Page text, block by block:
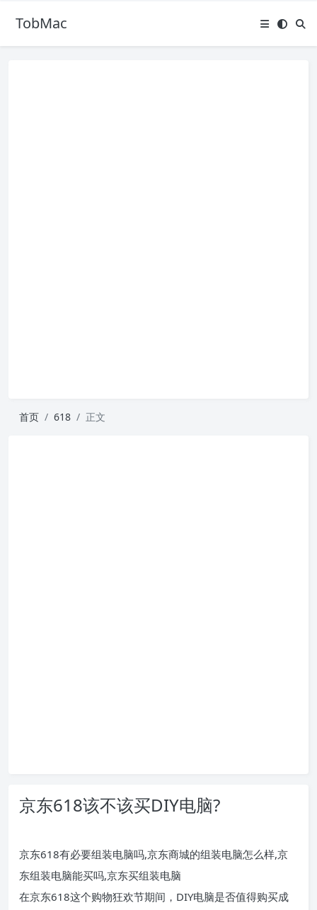
TobMac
首页 618 正文
京东618该不该买DIY电脑?
京东618有必要组装电脑吗,京东商城的组装电脑怎么样,京
东组装电脑能买吗,京东买组装电脑
在京东618这个购物狂欢节期间，DIY电脑是否值得购买成